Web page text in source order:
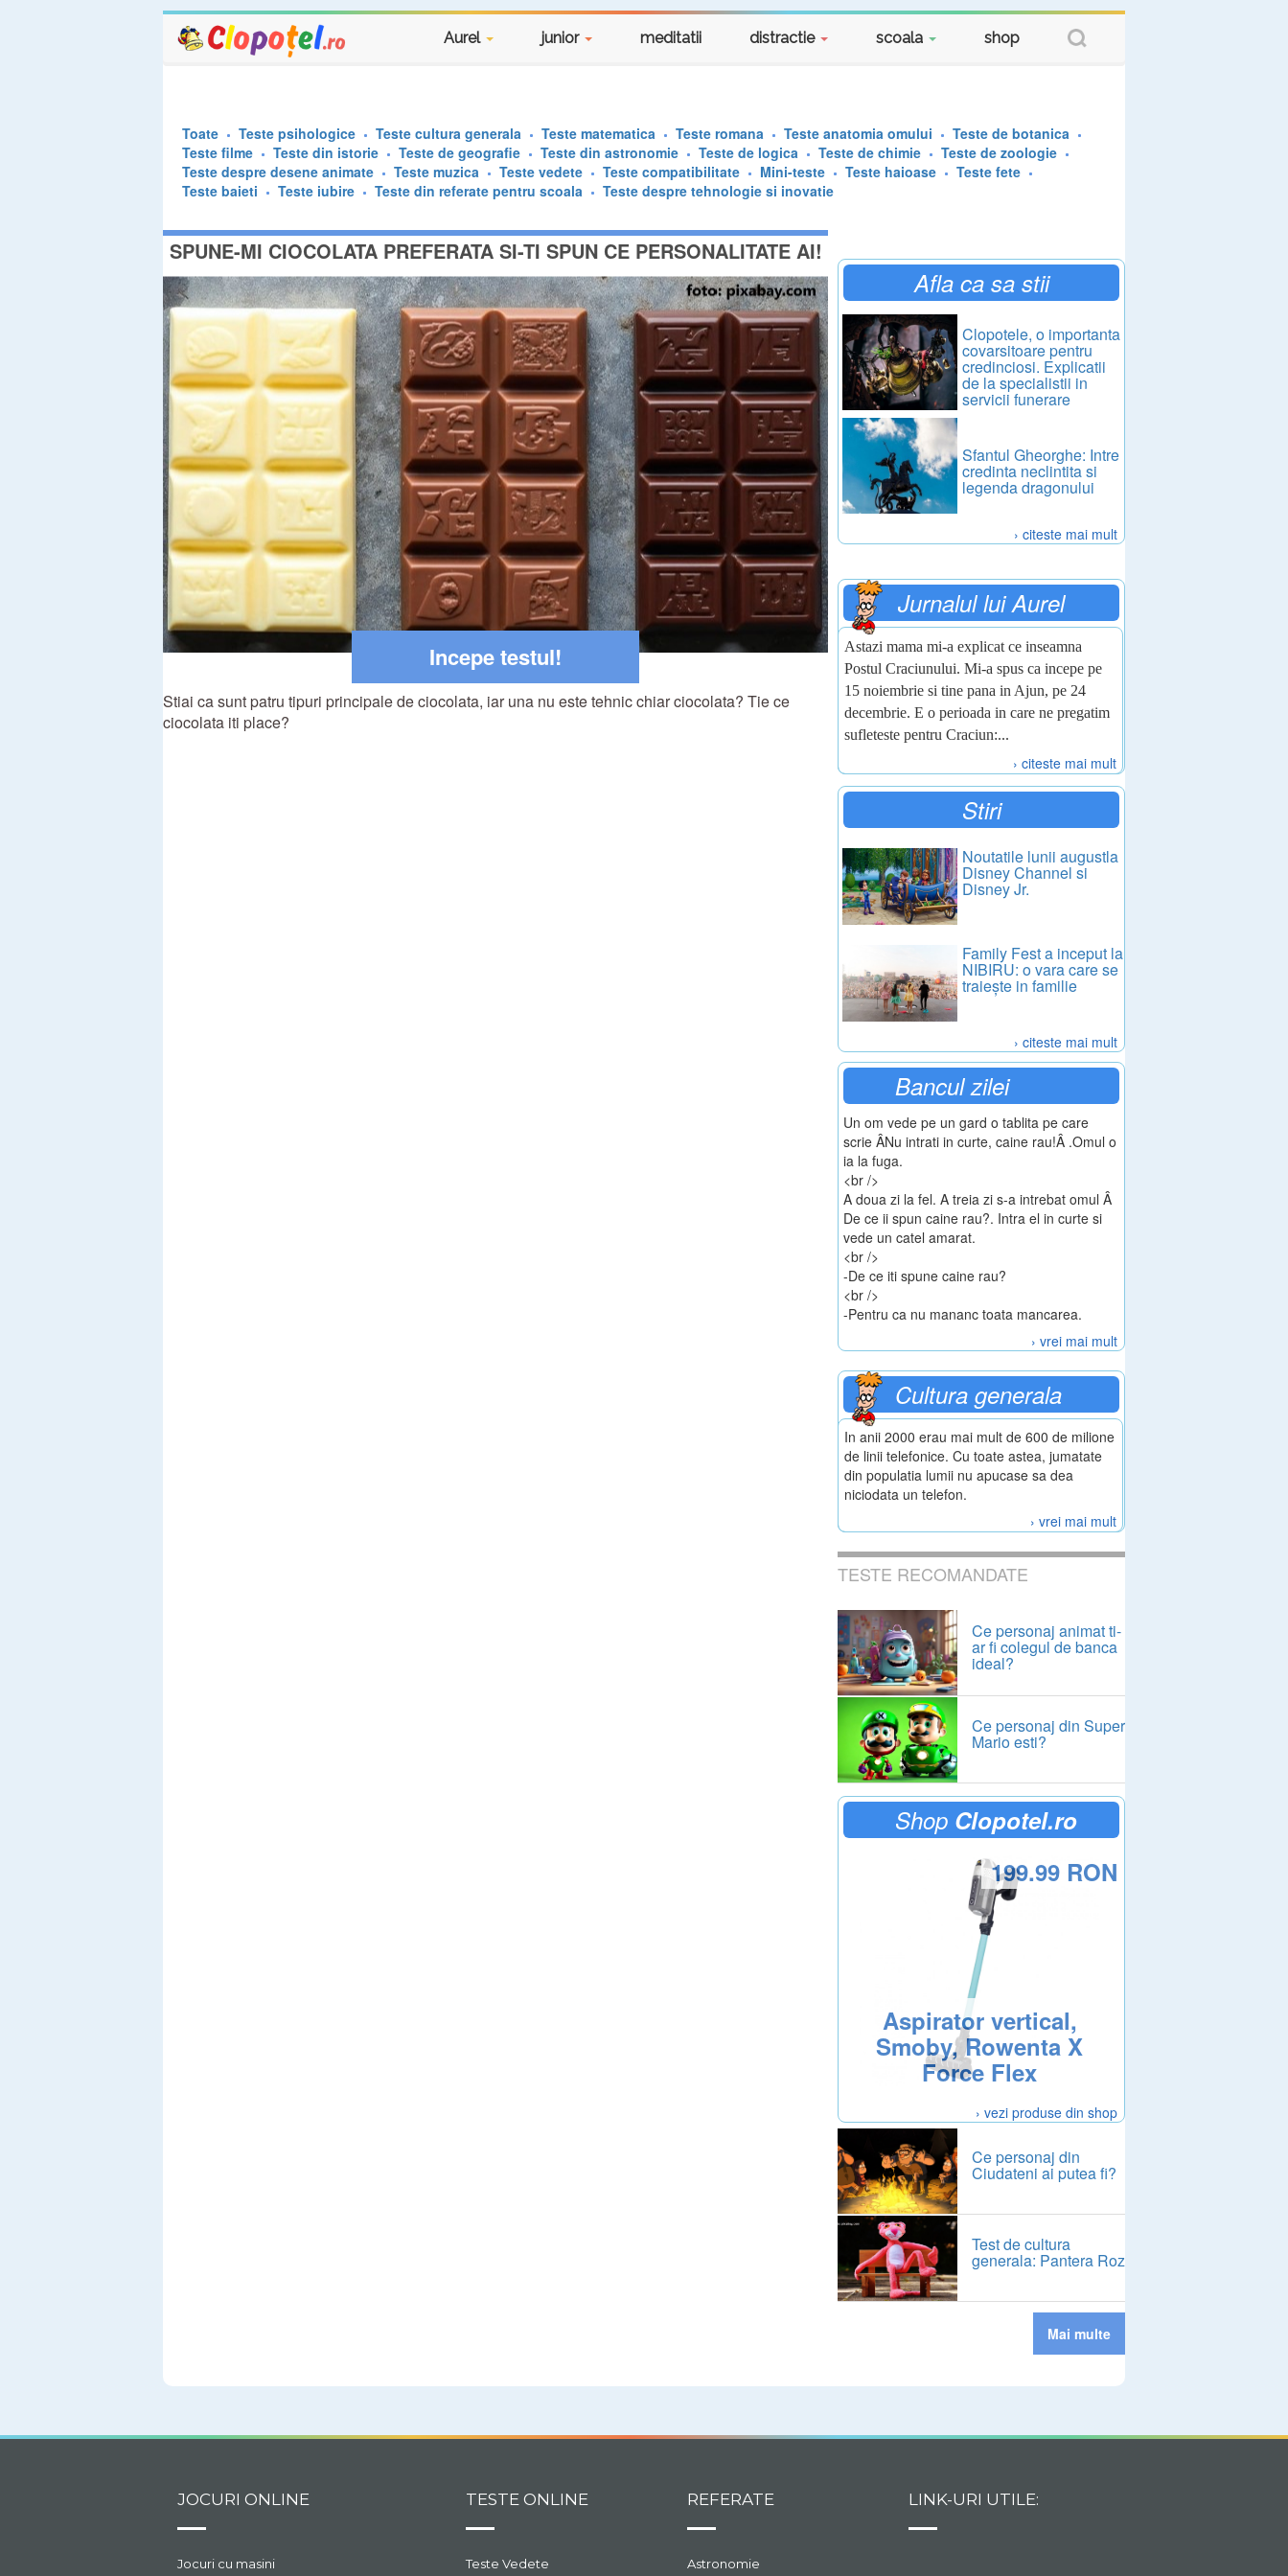
Aurel junior meditatii distractie scoala shop
Toate Teste psihologice Teste cultura generala Teste matematica Teste romana Teste anatomia omului
Teste de botanica
Teste filme
Teste din istorie Teste de geografie Teste din astronomie Teste de logica Teste de chimie
Teste de zoologie
Teste despre desene animate
Teste muzica Teste vedete Teste compatibilitate Mini-teste Teste haioase
Teste fete
Teste baieti
Teste iubire Teste din referate pentru scoala Teste despre tehnologie si inovatie
SPUNE-MI CIOCOLATA PREFERATA SI-TI SPUN CE PERSONALITATE AI!
Incepe testul!
Stiai ca sunt patru tipuri principale de ciocolata, iar una nu este tehnic chiar ciocolata? Tie ce
ciocolata iti place?
Afla ca sa stii
Clopotele, o importanta
covarsitoare pentru
credinciosi. Explicatii
de la specialistii in
servicii funerare
Sfantul Gheorghe: Intre
credinta neclintita si
legenda dragonului
› citeste mai mult
Jurnalul lui Aurel
Astazi mama mi-a explicat ce inseamna
Postul Craciunului. Mi-a spus ca incepe pe
15 noiembrie si tine pana in Ajun, pe 24
decembrie. E o perioada in care ne pregatim
sufleteste pentru Craciun:...
› citeste mai mult
Stiri
Noutatile lunii augustla
Disney Channel si
Disney Jr.
Family Fest a inceput la
NIBIRU: o vara care se
traiește in familie
› citeste mai mult
Bancul zilei
Un om vede pe un gard o tablita pe care
scrie ÂNu intrati in curte, caine rau!Â .Omul o
ia la fuga.
<br />
A doua zi la fel. A treia zi s-a intrebat omul Â
De ce ii spun caine rau?. Intra el in curte si
vede un catel amarat.
<br />
-De ce iti spune caine rau?
<br />
-Pentru ca nu mananc toata mancarea.
› vrei mai mult
Cultura generala
In anii 2000 erau mai mult de 600 de milione
de linii telefonice. Cu toate astea, jumatate
din populatia lumii nu apucase sa dea
niciodata un telefon.
› vrei mai mult
TESTE RECOMANDATE
Ce personaj animat ti-
ar fi colegul de banca
ideal?
Ce personaj din Super
Mario esti?
Shop Clopotel.ro
Aspirator vertical,
Smoby, Rowenta X
Force Flex
199.99 RON
› vezi produse din shop
Ce personaj din
Ciudateni ai putea fi?
Test de cultura
generala: Pantera Roz
Mai multe
JOCURI ONLINE
Jocuri cu masini
TESTE ONLINE
Teste Vedete
REFERATE
Astronomie
LINK-URI UTILE: